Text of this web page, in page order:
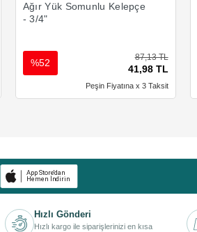
Ağır Yük Somunlu Kelepçe
- 3/4"
87,13 TL
41,98 TL
%52
Peşin Fiyatına x 3 Taksit
Hızlı Gönderi
Hızlı kargo ile siparişlerinizi en kısa